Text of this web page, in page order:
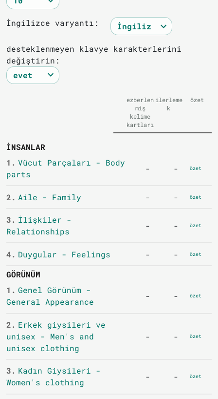
İngilizce varyantı:
desteklenmeyen klavye karakterlerini
değiştirin:
ezberlen
miş
kelime
kartları
ilerleme
k
özet
İNSANLAR
1. Vücut Parçaları - Body
parts
- - özet
2. Aile - Family - - özet
3. İlişkiler -
Relationships
- - özet
4. Duygular - Feelings - - özet
GÖRÜNÜM
1. Genel Görünüm -
General Appearance
- - özet
2. Erkek giysileri ve
unisex - Men's and
unisex clothing
- - özet
3. Kadın Giysileri -
Women's clothing
- - özet